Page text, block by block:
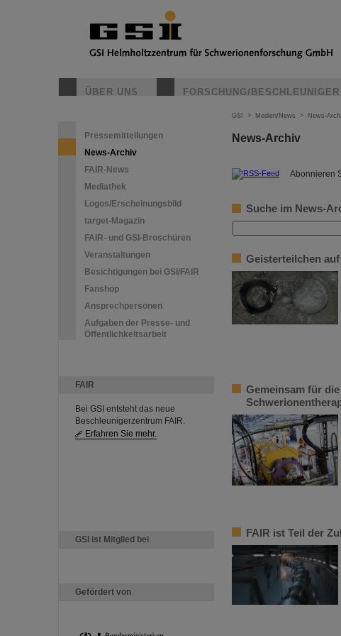
ÜBER UNS FORSCHUNG/BESCHLEUNIGER
Pressemitteilungen
News-Archiv
FAIR-News
Mediathek
Logos/Erscheinungsbild
target-Magazin
FAIR- und GSI-Broschüren
Veranstaltungen
Besichtigungen bei GSI/FAIR
Fanshop
Ansprechpersonen
Aufgaben der Presse- und
Öffentlichkeitsarbeit
FAIR
Bei GSI entsteht das neue
Beschleunigerzentrum FAIR.
Erfahren Sie mehr.
GSI ist Mitglied bei
Gefördert von
GSI > Medien/News > News-
News-Archiv
© Abonnieren
Suche im News-
Geisterteilchen auf
Gemeinsam für
FAIR ist Teil der